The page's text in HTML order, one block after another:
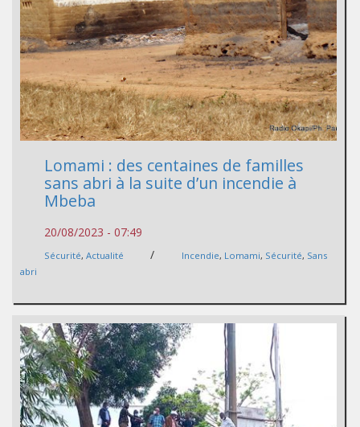
Lomami : des centaines de familles
sans abri à la suite d’un incendie à
Mbeba
20/08/2023 - 07:49
Sécurité, Actualité / Incendie, Lomami, Sécurité, Sans
abri